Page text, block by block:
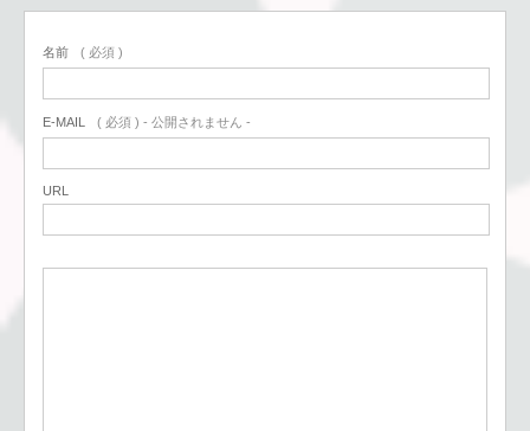
名前 ( 必須 )
E-MAIL ( 必須 ) - 公開されません -
URL